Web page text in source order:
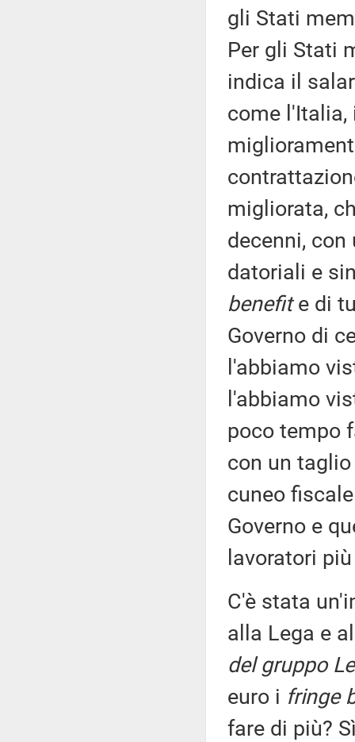
gli Stati
Per gli Stati
indica il
come l'Italia,
migliorata,
decenni,
datoriali e
benefite di
Governo di
l'abbiamo
l'abbiamo
poco tempo
con un
cuneo
Governo e
lavoratori
C'è stata
alla Lega e
del gruppo
euro i fringe
fare di più?